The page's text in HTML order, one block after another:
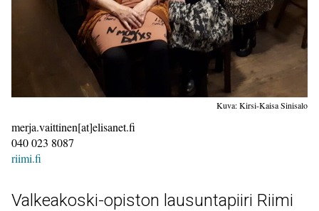
Kuva: Kirsi-Kaisa Sinisalo
merja.vaittinen[at]elisanet.fi
040 023 8087
riimi.fi
Valkeakoski-opiston lausuntapiiri Riimi